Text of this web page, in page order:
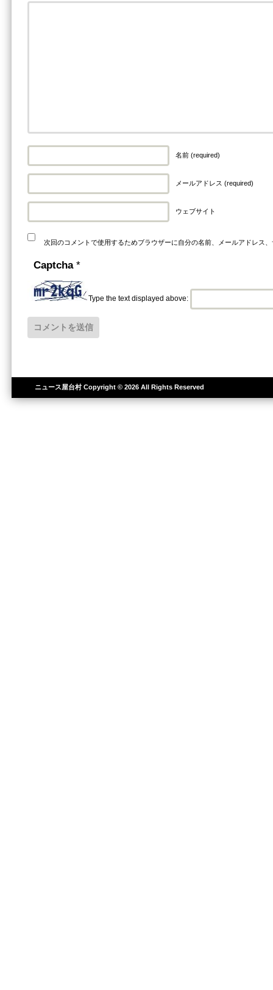
名前 (required)
メールアドレス (required)
ウェブサイト
次回のコメントで使用するためブラウザーに自分の名前、メールアドレス
Captcha *
Type the text displayed above:
ニュース屋台村Copyright © 2026 All Rights Reserved